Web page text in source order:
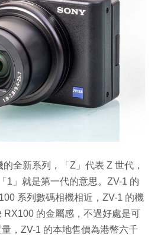
全新系列，「Z」代表 Z 世代，
1」就是第一代的意思。ZV-1 的
系列數碼相機相近，ZV-1 的機
RX100 的金屬感，不過好處是可
，ZV-1 的本地售價為港幣六千